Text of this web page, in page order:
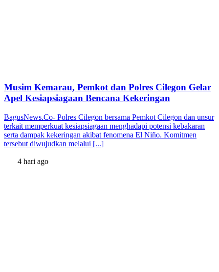
Musim Kemarau, Pemkot dan Polres Cilegon Gelar
Apel Kesiapsiagaan Bencana Kekeringan
BagusNews.Co- Polres Cilegon bersama Pemkot Cilegon dan unsur
terkait memperkuat kesiapsiagaan menghadapi potensi kebakaran
serta dampak kekeringan akibat fenomena El Niño. Komitmen
tersebut diwujudkan melalui [...]
4 hari ago